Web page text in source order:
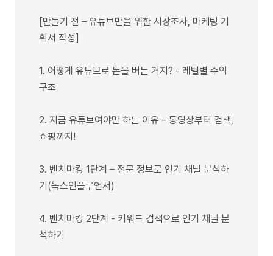
[만들기 전 – 유튜브만을 위한 시장조사, 마케팅 기
획서 작성]
1. 어떻게 유튜브로 돈을 버는 거지? - 레벨별 수익
구조
2. 지금 유튜브여야만 하는 이유 – 동영상부터 검색,
쇼핑까지!
3. 벤치마킹 1단계 – 전문 정보로 인기 채널 분석하
기(녹스인플루언서)
4. 벤치마킹 2단계 - 키워드 검색으로 인기 채널 분
석하기